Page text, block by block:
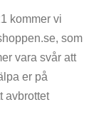
kommer vi
som
vara svår att
er på
avbrottet